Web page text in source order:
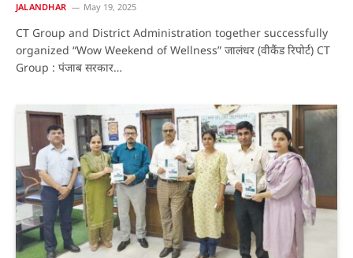
JALANDHAR May 19, 2025
CT Group and District Administration together successfully
organized “Wow Weekend of Wellness” जालंधर (वीकैंड रिपोर्ट) CT
Group : पंजाब सरकार…